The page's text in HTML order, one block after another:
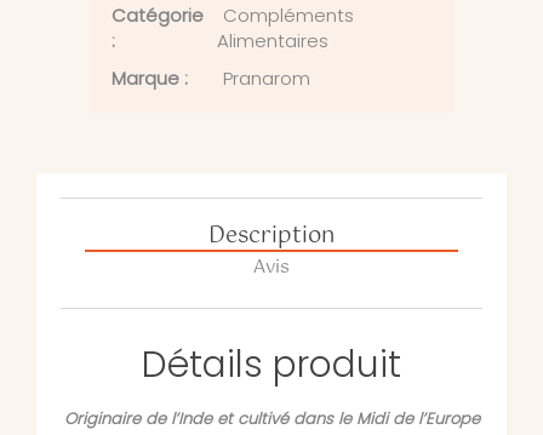
Catégorie
:
Compléments
Alimentaires
Marque :
Pranarom
Description
Avis
Détails produit
Originaire de l’Inde et cultivé dans le Midi de l’Europe